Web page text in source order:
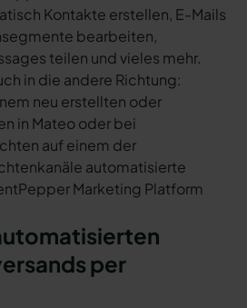
Kontakte erstellen, E-Mails
bearbeiten,
teilen und vieles mehr.
in die andere Richtung:
neu erstellten oder
in Mateo oder bei
auf einem der
automatisierte
Marketing Platform
per